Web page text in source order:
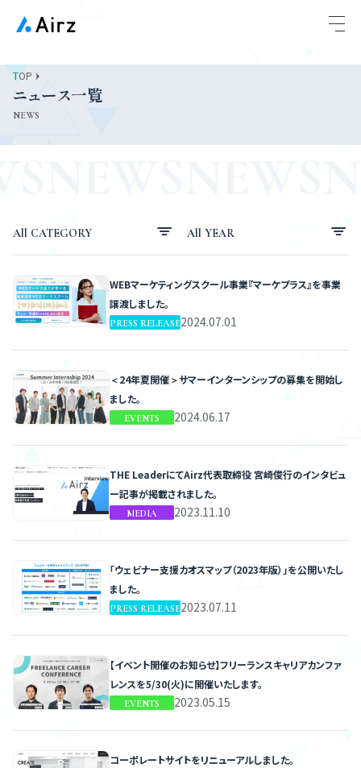
TOP 
ニュース一覧
NEWS
NEWSNEWS
All CATEGORY
TOPICS
PRESS RELEASE
MEDIA
EVENTS
All YEAR
2020
WEBマーケティングスクール事業『マーケプラス』を事業
譲渡しました。
PRESS RELEASE2024.07.01
＜24年夏開催＞サマーインターンシップの募集を開始し
ました。
EVENTS
2024.06.17
THE LeaderにてAirz代表取締役 宮崎俊行のインタビュ
ー記事が掲載されました。
MEDIA
2023.11.10
「ウェビナー支援カオスマップ（2023年版）」を公開いたし
ました。
PRESS RELEASE2023.07.11
【イベント開催のお知らせ】フリーランスキャリアカンファ
レンスを5/30(火)に開催いたします。
EVENTS
2023.05.15
コーポレートサイトをリニューアルしました。